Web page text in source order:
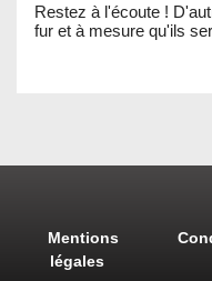
Restez à l'écoute !
fur et à mesure qu'ils
Mentions
légales